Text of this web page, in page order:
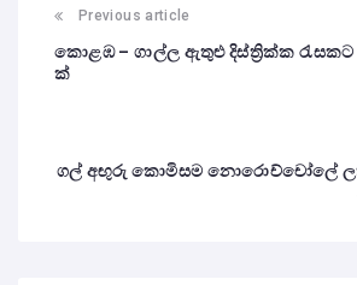
Previous article
කොළඹ – ගාල්ල ඇතුළු දිස්ත්‍රික්ක රැසකට
ක්
ගල් අඟුරු කොමිසම නොරොච්චෝලේ